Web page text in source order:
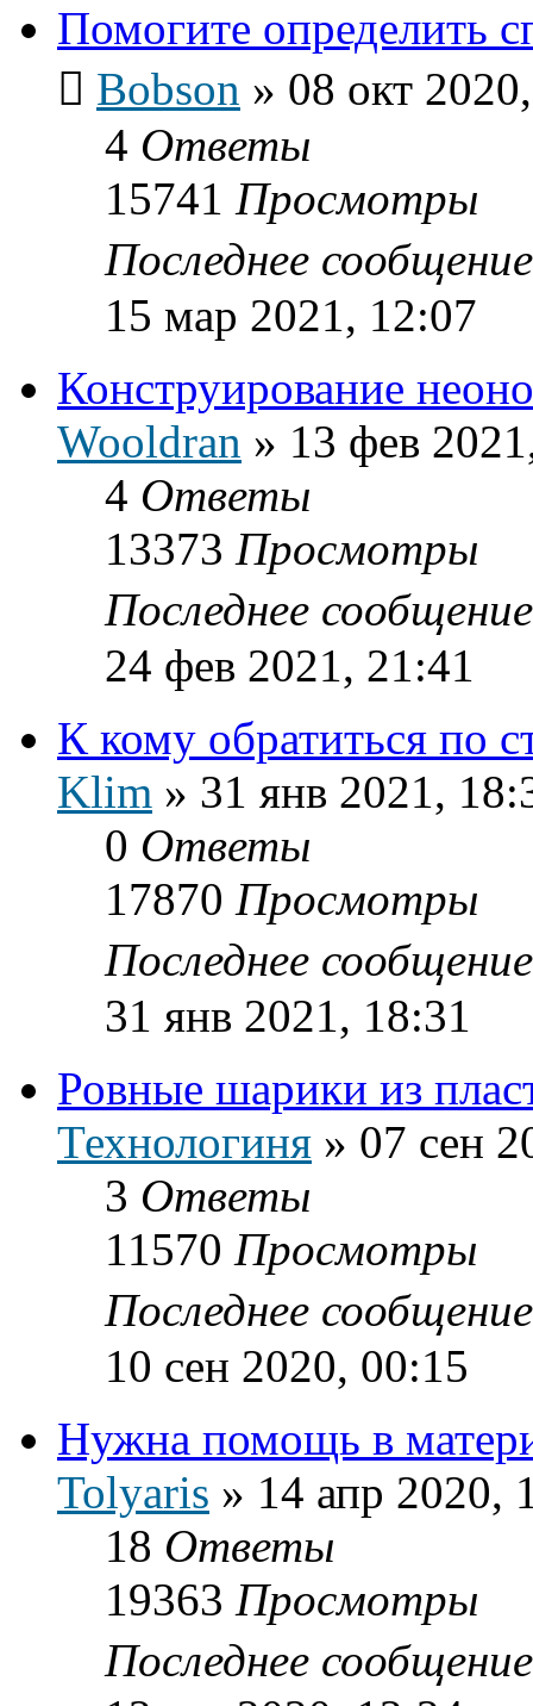
Помогите определить
Bobson » 08 окт
4 Ответы
15741 Просмотры
Последнее
15 мар 2021, 12:07
Конструирование
Wooldran » 13 фев
4 Ответы
13373 Просмотры
Последнее
24 фев 2021, 21:41
К кому обратиться по
Klim » 31 янв 2021,
0 Ответы
17870 Просмотры
Последнее
31 янв 2021, 18:31
Ровные шарики из
Технологиня » 07 сен
3 Ответы
11570 Просмотры
Последнее
10 сен 2020, 00:15
Нужна помощь в
Tolyaris » 14 апр 2020,
18 Ответы
19363 Просмотры
Последнее